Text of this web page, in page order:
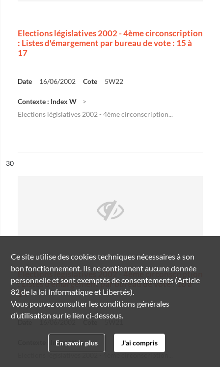
Elections législatives 2002 - 4ème circonscription
: Listes d'émargement par bureau de vote : 15 à
17
Date 16/06/2002 Cote 5W22
Contexte : Index W
Elections législatives 2002 - 4ème circonscription...
n°
30
Elections législatives 2002 - 4ème circonscription
: Listes d'émargement par bureau de vote : 10 à
14
Contexte : Index W
Elections législatives 2002 - 4ème circonscription...
Ce site utilise descookiestechniques nécessaires à son
bon fonctionnement. Ils ne contiennent aucune donnée
personnelle et sont exemptés de consentements (Article
82 de la loi Informatique et Libertés).
Vous pouvez consulter les conditions générales
d’utilisation sur le lien ci-dessous.
En savoir plus J'ai compris